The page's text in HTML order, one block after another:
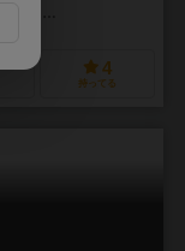
）
4
持ってる